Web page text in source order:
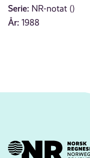
Serie: NR-notat ()
År: 1988